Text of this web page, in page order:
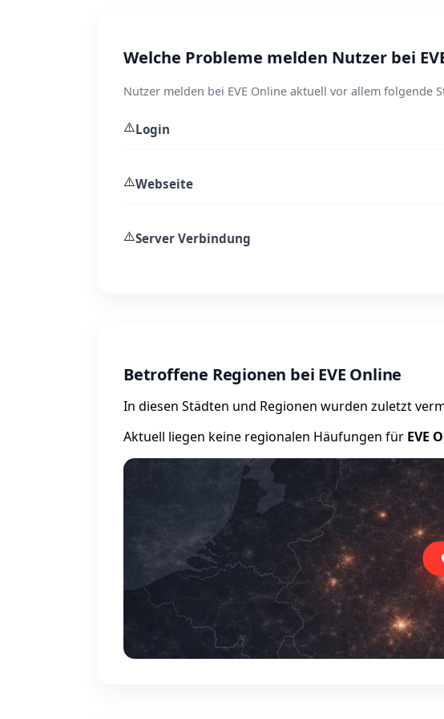
Welche Probleme melden Nutzer bei
Nutzer melden bei EVE Online aktuell vor allem folgende
⚠️Login
⚠️Webseite
⚠️Server Verbindung
Betroffene Regionen bei EVE Online
In diesen Städten und Regionen wurden zuletzt
Aktuell liegen keine regionalen Häufungen für EVE